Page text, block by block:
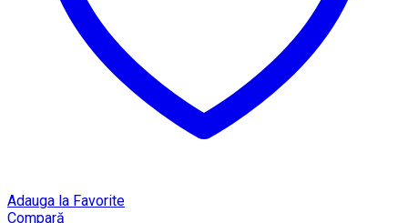
Adauga la Favorite
Compară